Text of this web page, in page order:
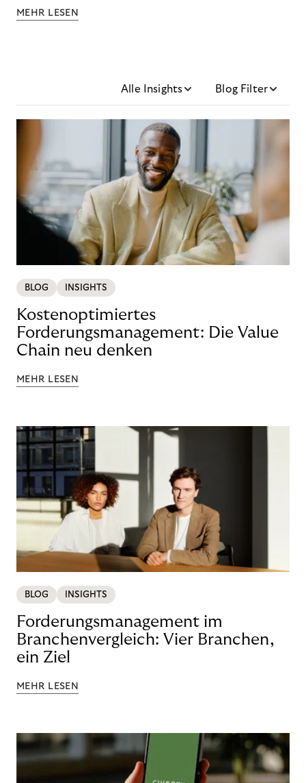
MEHR LESEN
Alle Insights Blog Filter
BLOG INSIGHTS
Kostenoptimiertes
Forderungsmanagement: Die Value
Chain neu denken
MEHR LESEN
BLOG INSIGHTS
Forderungsmanagement im
Branchenvergleich: Vier Branchen,
ein Ziel
MEHR LESEN